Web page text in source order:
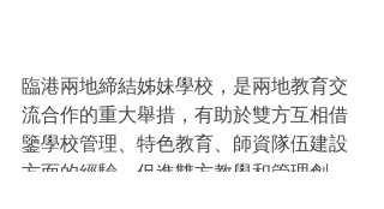
臨港兩地締結姊妹學校，是兩地教育交
流合作的重大舉措，有助於雙方互相借
鑒學校管理、特色教育、師資隊伍建設
方面的經驗，促進雙方教學和管理創